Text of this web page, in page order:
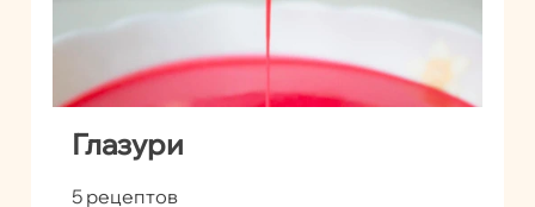
Глазури
5 рецептов